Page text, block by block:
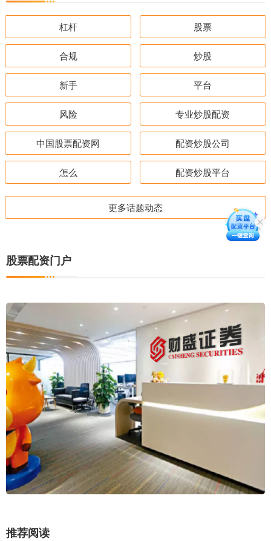
杠杆 股票
合规 炒股
新手 平台
风险 专业炒股配资
中国股票配资网 配资炒股公司
怎么 配资炒股平台
更多话题动态
股票配资门户
推荐阅读